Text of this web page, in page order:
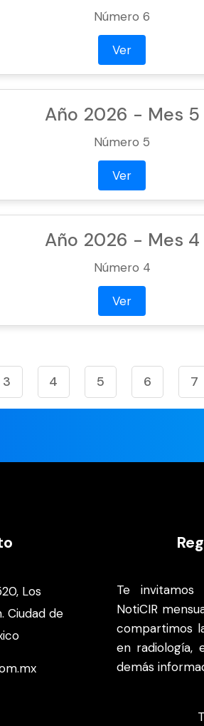
Número 6
Ver
Año 2026 - Mes 5
Número 5
Ver
Año 2026 - Mes 4
Número 4
Ver
3 4 5 6 7
Los
Ciudad de
Te
NotiCIR
compartimos
en radiología,
demás